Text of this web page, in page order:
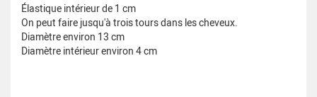
Élastique intérieur de 1 cm
On peut faire jusqu'à trois tours dans les cheveux.
Diamètre environ 13 cm
Diamètre intérieur environ 4 cm